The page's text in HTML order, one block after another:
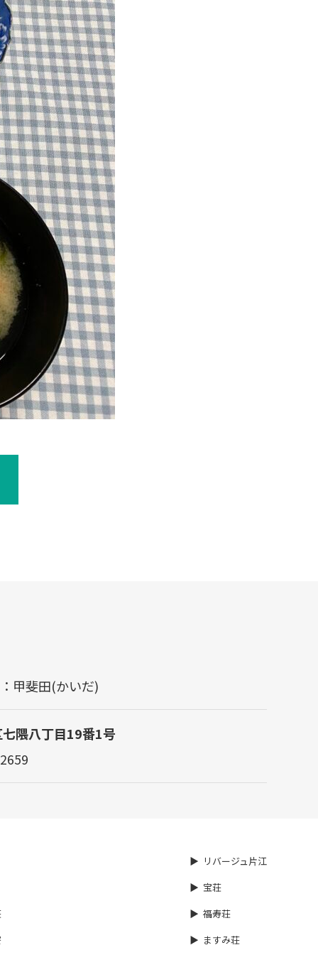
甲斐田(かいだ)
隈八丁目19番1号
リバージュ片江
宝荘
福寿荘
ますみ荘